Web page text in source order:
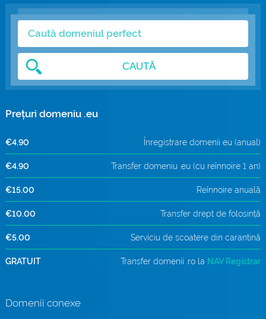
Domenii .com
Domenii .net
Whois
Metode de Plată
Statistici Rețea
CAUTĂ
Prețuri domeniu .eu
Înregistrare domenii eu (anual)
€4.90
Transfer domeniu .eu (cu reînnoire 1 an)
€4.90
Reînnoire anuală
€15.00
Transfer drept de folosință
€10.00
Serviciu de scoatere din carantină
€5.00
Transfer domenii .ro la NAV Registrar
GRATUIT
Domenii conexe